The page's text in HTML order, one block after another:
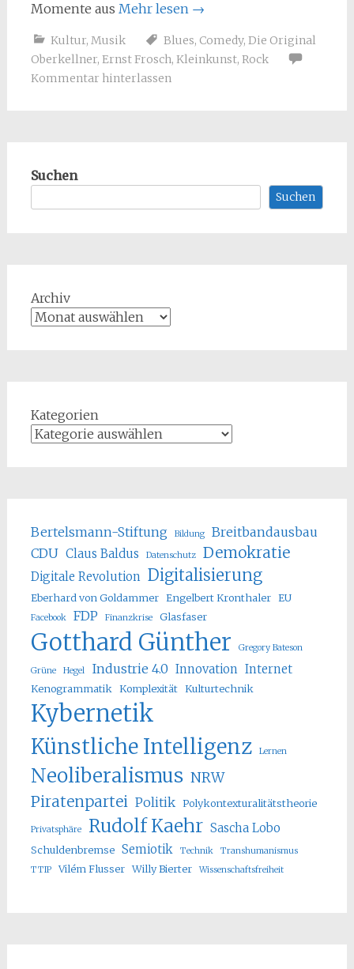
Momente aus Mehr lesen →
Kultur, Musik Blues, Comedy, Die Original
Oberkellner, Ernst Frosch, Kleinkunst, Rock
Kommentar hinterlassen
Suchen
Suchen
Archiv
Kategorien
Bertelsmann-Stiftung Bildung
Breitbandausbau
CDU Claus Baldus Datenschutz Demokratie
Digitale Revolution Digitalisierung
Eberhard von Goldammer Engelbert Kronthaler EU
Facebook FDP Finanzkrise Glasfaser
Gotthard Günther Gregory Bateson
Grüne Hegel Industrie 4.0 Innovation Internet
Kenogrammatik Komplexität Kulturtechnik
Kybernetik
Künstliche Intelligenz Lernen
Neoliberalismus NRW
Piratenpartei Politik Polykontexturalitätstheorie
Privatsphäre Rudolf Kaehr Sascha Lobo
Schuldenbremse Semiotik Technik
Transhumanismus
TTIP
Vilém Flusser Willy Bierter Wissenschaftsfreiheit